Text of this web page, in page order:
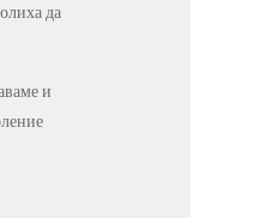
да
и